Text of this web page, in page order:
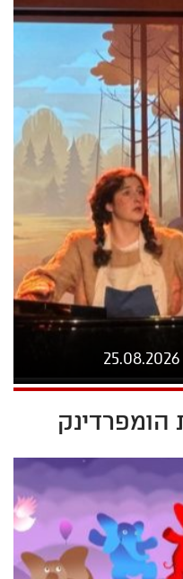
הומפרדינק